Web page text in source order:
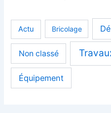
Actu Bricolage
Non classé
Équipement